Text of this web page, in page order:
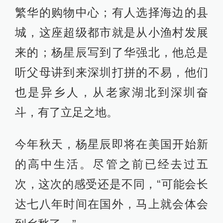
繁华的购物中心；有人选择海边的县
城，这座超级都市就是从小渔村发展
来的；杨星辰写到了华强北，他总是
听父母讲到来深圳打拼的不易，他们
也是异乡人，从老家湖北到深圳奋
斗，有了立足之地。
今年秋天，杨星辰即将在美国开始新
的高中生活。尽管之前已经去过五
次，这次的感受还是不同，“可能会长
达七八年时间在国外，马上就会体会